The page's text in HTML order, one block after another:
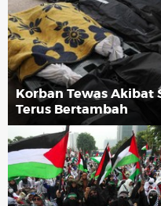
Korban Tewas Akibat
Terus Bertambah